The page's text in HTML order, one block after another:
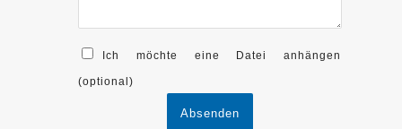
Ich möchte eine Datei anhängen
(optional)